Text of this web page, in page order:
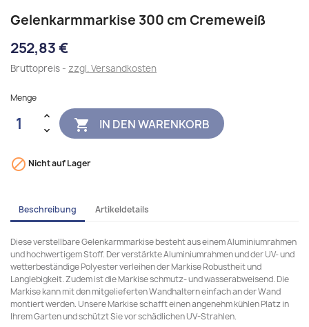
Gelenkarmmarkise 300 cm Cremeweiß
252,83 €
Bruttopreis zzgl. Versandkosten
Menge
 IN DEN WARENKORB
 Nicht auf Lager
Beschreibung Artikeldetails
Diese verstellbare Gelenkarmmarkise besteht aus einem Aluminiumrahmen
und hochwertigem Stoff. Der verstärkte Aluminiumrahmen und der UV- und
wetterbeständige Polyester verleihen der Markise Robustheit und
Langlebigkeit. Zudem ist die Markise schmutz- und wasserabweisend. Die
Markise kann mit den mitgelieferten Wandhaltern einfach an der Wand
montiert werden. Unsere Markise schafft einen angenehm kühlen Platz in
Ihrem Garten und schützt Sie vor schädlichen UV-Strahlen.